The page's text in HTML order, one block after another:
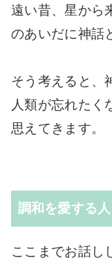
遠い昔、星から
のあいだに神話
そう考えると、
人類が忘れたく
思えてきます。
調和を愛する
ここまでお話し